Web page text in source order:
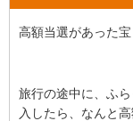
高額当選があった
旅行の途中に、ふ
入したら、なんと